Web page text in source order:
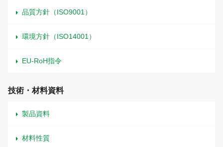
品質方針（ISO9001）
環境方針（ISO14001）
EU-RoH指令
技術・材料資料
製品資料
材料性質